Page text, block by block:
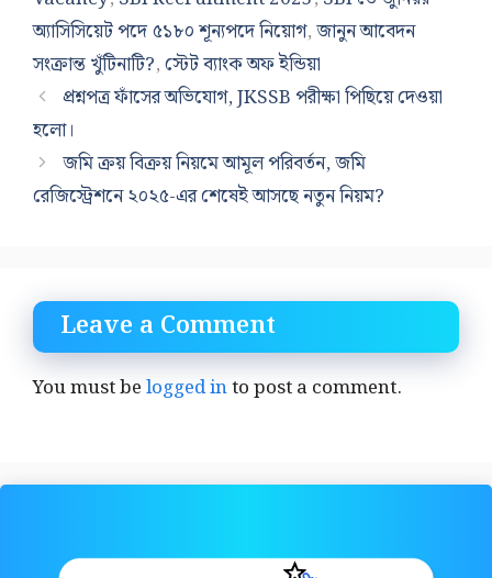
অ্যাসিসিয়েট পদে ৫১৮০ শূন্যপদে নিয়োগ,জানুন আবেদন
সংক্রান্ত খুঁটিনাটি?,স্টেট ব্যাংক অফ ইন্ডিয়া
প্রশ্নপত্র ফাঁসের অভিযোগ, JKSSB পরীক্ষা পিছিয়ে দেওয়া
হলো।
জমি ক্রয় বিক্রয় নিয়মে আমূল পরিবর্তন, জমি
রেজিস্ট্রেশনে ২০২৫-এর শেষেই আসছে নতুন নিয়ম?
Leave a Comment
You must belogged into post a comment.